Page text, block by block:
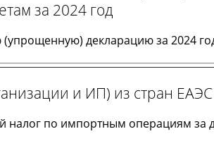
за 2024 год
(упрощенную) декларацию за 2024
и ИП) из стран ЕАЭС
налог по импортным операциям за